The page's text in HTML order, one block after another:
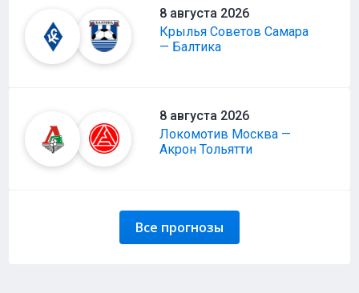
8 августа 2026
Крылья Советов Самара
— Балтика
8 августа 2026
Локомотив Москва —
Акрон Тольятти
Все прогнозы